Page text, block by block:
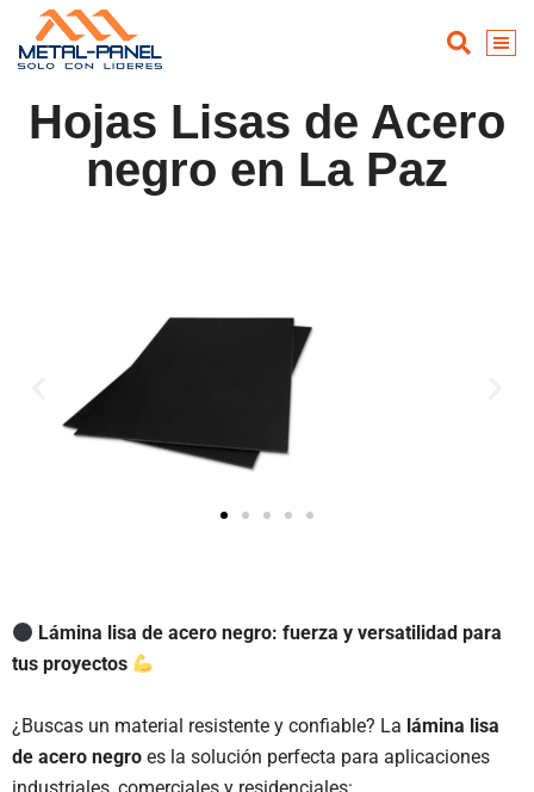
Hojas Lisas de Acero
negro en La Paz
Lámina lisa de acero negro: fuerza y versatilidad para
tus proyectos
¿Buscas un material resistente y confiable? La lámina lisa
de acero negro es la solución perfecta para aplicaciones